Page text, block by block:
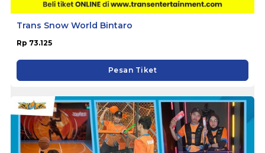
Trans Snow World Bintaro
Rp 73.125
Pesan Tiket